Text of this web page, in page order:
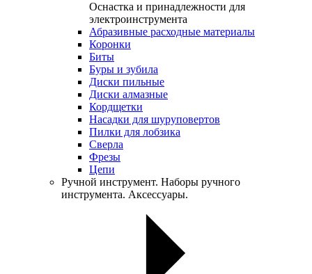
Оснастка и принадлежности для
электроинструмента
Абразивные расходные материалы
Коронки
Биты
Буры и зубила
Диски пильные
Диски алмазные
Кордщетки
Насадки для шуруповертов
Пилки для лобзика
Сверла
Фрезы
Цепи
Ручной инструмент. Наборы ручного
инструмента. Аксессуары.